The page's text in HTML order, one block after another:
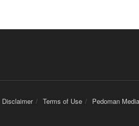
Disclaimer Terms of Use Pedoman